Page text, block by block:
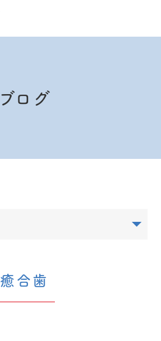
ブログ
癒合歯